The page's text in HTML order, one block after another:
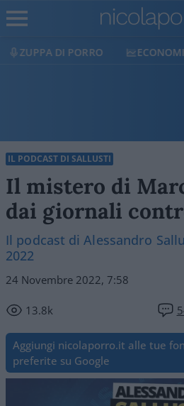
ECONOMIA LIBERILIBRI
IL PODCAST DI SALLUSTI
Il mistero di
dai giornali
Il podcast di Alessandro
2022
24 Novembre 2022, 7:58
13.8k
Aggiungi nicolaporro.it alle tue
preferite su Google